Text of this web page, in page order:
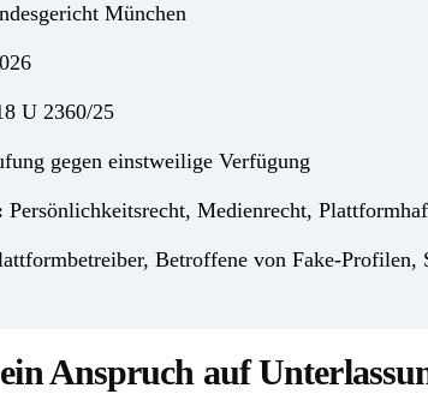
München
U 2360/25
gegen einstweilige Verfügung
Persönlichkeitsrecht, Medienrecht,
Betroffene von Fake-Profilen,
Anspruch auf